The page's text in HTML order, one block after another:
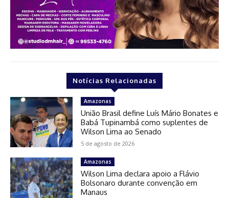
Notícias Relacionadas
Amazonas
União Brasil define Luís Mário Bonates e
Babá Tupinambá como suplentes de
Wilson Lima ao Senado
5 de agosto de 2026
Amazonas
Wilson Lima declara apoio a Flávio
Bolsonaro durante convenção em
Manaus